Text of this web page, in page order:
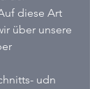
diese Art
über unsere
udn